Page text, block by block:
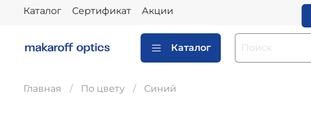
Каталог Сертификат Акции
Каталог
Главная По цвету Синий